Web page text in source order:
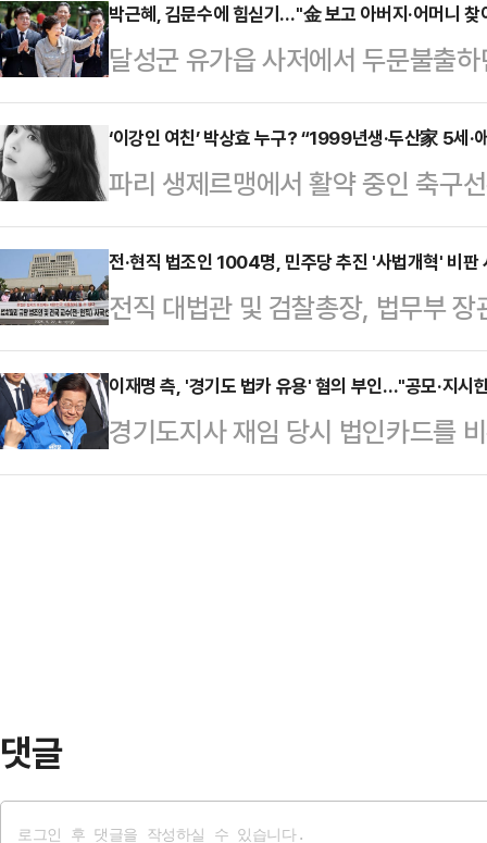
NBC뉴스에 따르면 텍사스주 몽고
사스 복권위원회를 상대로 소송을
복권 판매점에서 복권을 구매해 주
텍사스’ 복권을 구매해 택배로 받
매점 ‘위너스 코너’에서 구매한 것
서비스에 대한 별…
박근혜, 김문수에 힘싣기…"金 보고 아버지·어머니
달성군 유가읍 사저에서 두문불출
통해 김문수 국민의힘 대선 후보에
구미에 있는 선친 박정희 전 대통령
수 여사의 생가를 찾은 박근혜 전
의 생가 방문을 지목했다.박근혜
박정희 전 대통령 생가를 찾은 후
방문했다. 그는 각 생가 안에 놓인
헌화한 후 …
‘이강인 여친’ 박상효 누구? “1999년생·두산家 5세·
파리 생제르맹에서 활약 중인 축구
이 쏠리고 있다.1999년생으로 이
7대 회장을 지낸 박용성 명예회장
장의 딸로 알려진 재벌 5세다.현재
랑스어에 능통한 것으로 알려졌다.
해 이강인이 인스타그램에 올린 글
로 거론됐다. 특히 이강인이 가방에
기도 했다.25일(한국시간) …
전·현직 법조인 1004명, 민주당 추진 '사법개혁' 비판
전직 대법관 및 검찰총장, 법무부
독립은 민주주의의 최후의 보루"라
'사법부 개혁 입법'을 비판했다.전·
법원 청사 앞에서 '헌법과 법치의
시국선언을 통해 이같이 밝혔다.
이재명 측, '경기도 법카 유용' 혐의 부인…"공모·지시
경기도지사 재임 당시 법인카드를
혐의로 재판에 넘겨진 이재명 더불
댓글